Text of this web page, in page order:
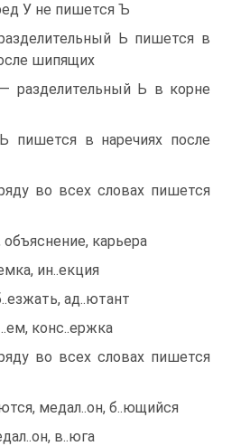
У не пишется Ъ
Ь пишется в
шипящих
разделительный Ь в корне
в наречиях после
во всех словах пишется
карьера
ин..екция
ад..ютант
конс..ержка
во всех словах пишется
медал..он, б..ющийся
в..юга